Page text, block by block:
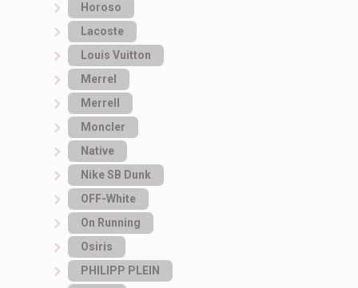
Horoso
Lacoste
Louis Vuitton
Merrel
Merrell
Moncler
Native
Nike SB Dunk
OFF-White
On Running
Osiris
PHILIPP PLEIN